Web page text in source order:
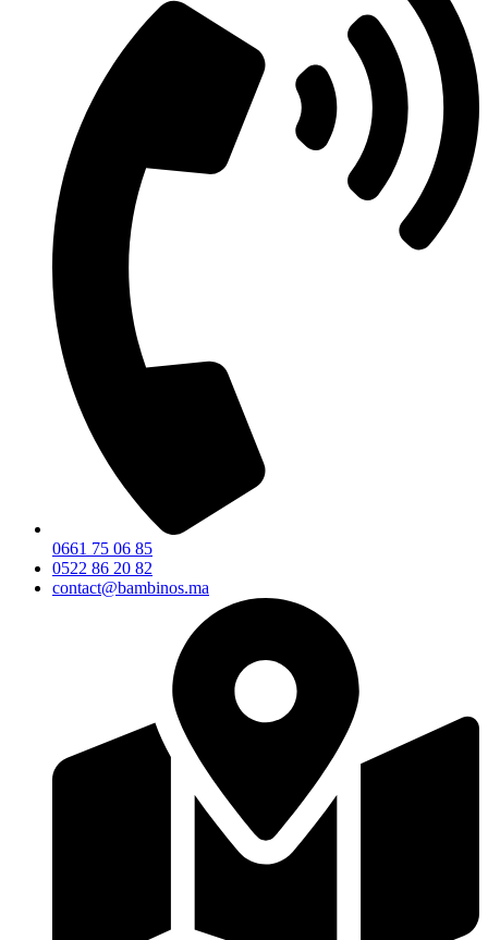
0661 75 06 85
0522 86 20 82
contact@bambinos.ma